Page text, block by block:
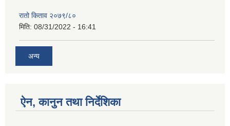
रातो किताव २०७९/८०
मिति: 08/31/2022 - 16:41
अन्य
ऐन, कानुन तथा निर्देशिका